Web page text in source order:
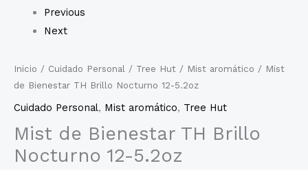
Previous
Next
Inicio / Cuidado Personal / Tree Hut / Mist aromático / Mist
de Bienestar TH Brillo Nocturno 12-5.2oz
Cuidado Personal, Mist aromático, Tree Hut
Mist de Bienestar TH Brillo
Nocturno 12-5.2oz